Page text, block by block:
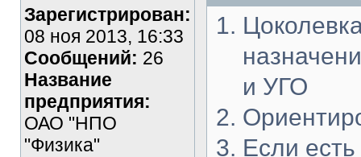
Зарегистрирован:
08 ноя 2013, 16:33
Сообщений: 26
Название
предприятия:
ОАО "НПО
"Физика"
и УГО
Если